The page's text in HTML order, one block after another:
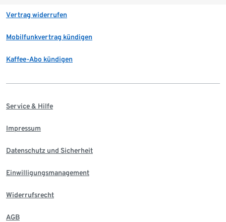
Vertrag widerrufen
Mobilfunkvertrag kündigen
Kaffee-Abo kündigen
Service & Hilfe
Impressum
Datenschutz und Sicherheit
Einwilligungsmanagement
Widerrufsrecht
AGB